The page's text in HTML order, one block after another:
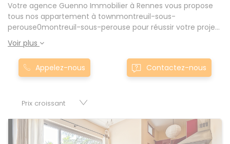
Votre agence Guenno Immobilier à Rennes vous propose
tous nos appartement à townmontreuil-sous-
perouse0montreuil-sous-perouse pour réussir votre projet
immobilier d' achat. Consultez l'ensemble de nos offres à
Rennes mais également aux alentours : Le Rheu, Pacé,
Montgermont... Nos appartement à townmontreuil-sous-
perouse0montreuil-sous-perouse sont proposés au
votre disposition parkings, cessions de baux, fonds de
et murs.
Voir plus
Appelez-nous Contactez-nous